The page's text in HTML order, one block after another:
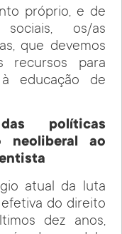
próprio, e de
os/as
que devemos
recursos para
educação de
políticas
neoliberal ao
atual da luta
do direito
dez anos,